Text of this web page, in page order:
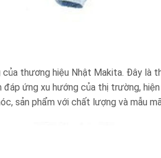
thương hiệu Nhật Makita. Đây là
ứng xu hướng của thị trường,
sản phẩm với chất lượng và mẫu